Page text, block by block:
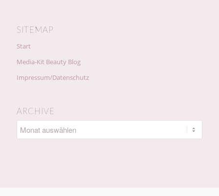
SITEMAP
Start
Media-Kit Beauty Blog
Impressum/Datenschutz
ARCHIVE